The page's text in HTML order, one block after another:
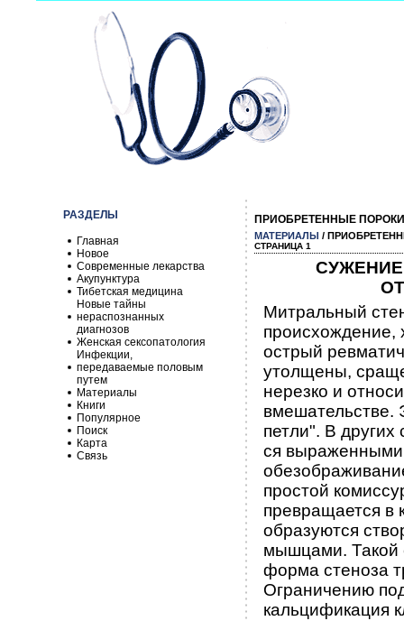
РАЗДЕЛЫ
Главная
Новое
Современные лекарства
Акупунктура
Тибетская медицина
Новые тайны
нераспознанных
диагнозов
Женская сексопатология
Инфекции,
передаваемые половым
путем
Материалы
Книги
Популярное
Поиск
Карта
Связь
ПРИОБРЕТЕННЫЕ
МАТЕРИАЛЫ /
СТРАНИЦА 1
Митральный
происхождение,
острый
утолщены,
нерезко и
вмешательстве.
петли". В
ся выраженными
простой
превращается в
образу­ются
мышцами. Такой
форма стеноза
Ограниче­нию
кальцификация